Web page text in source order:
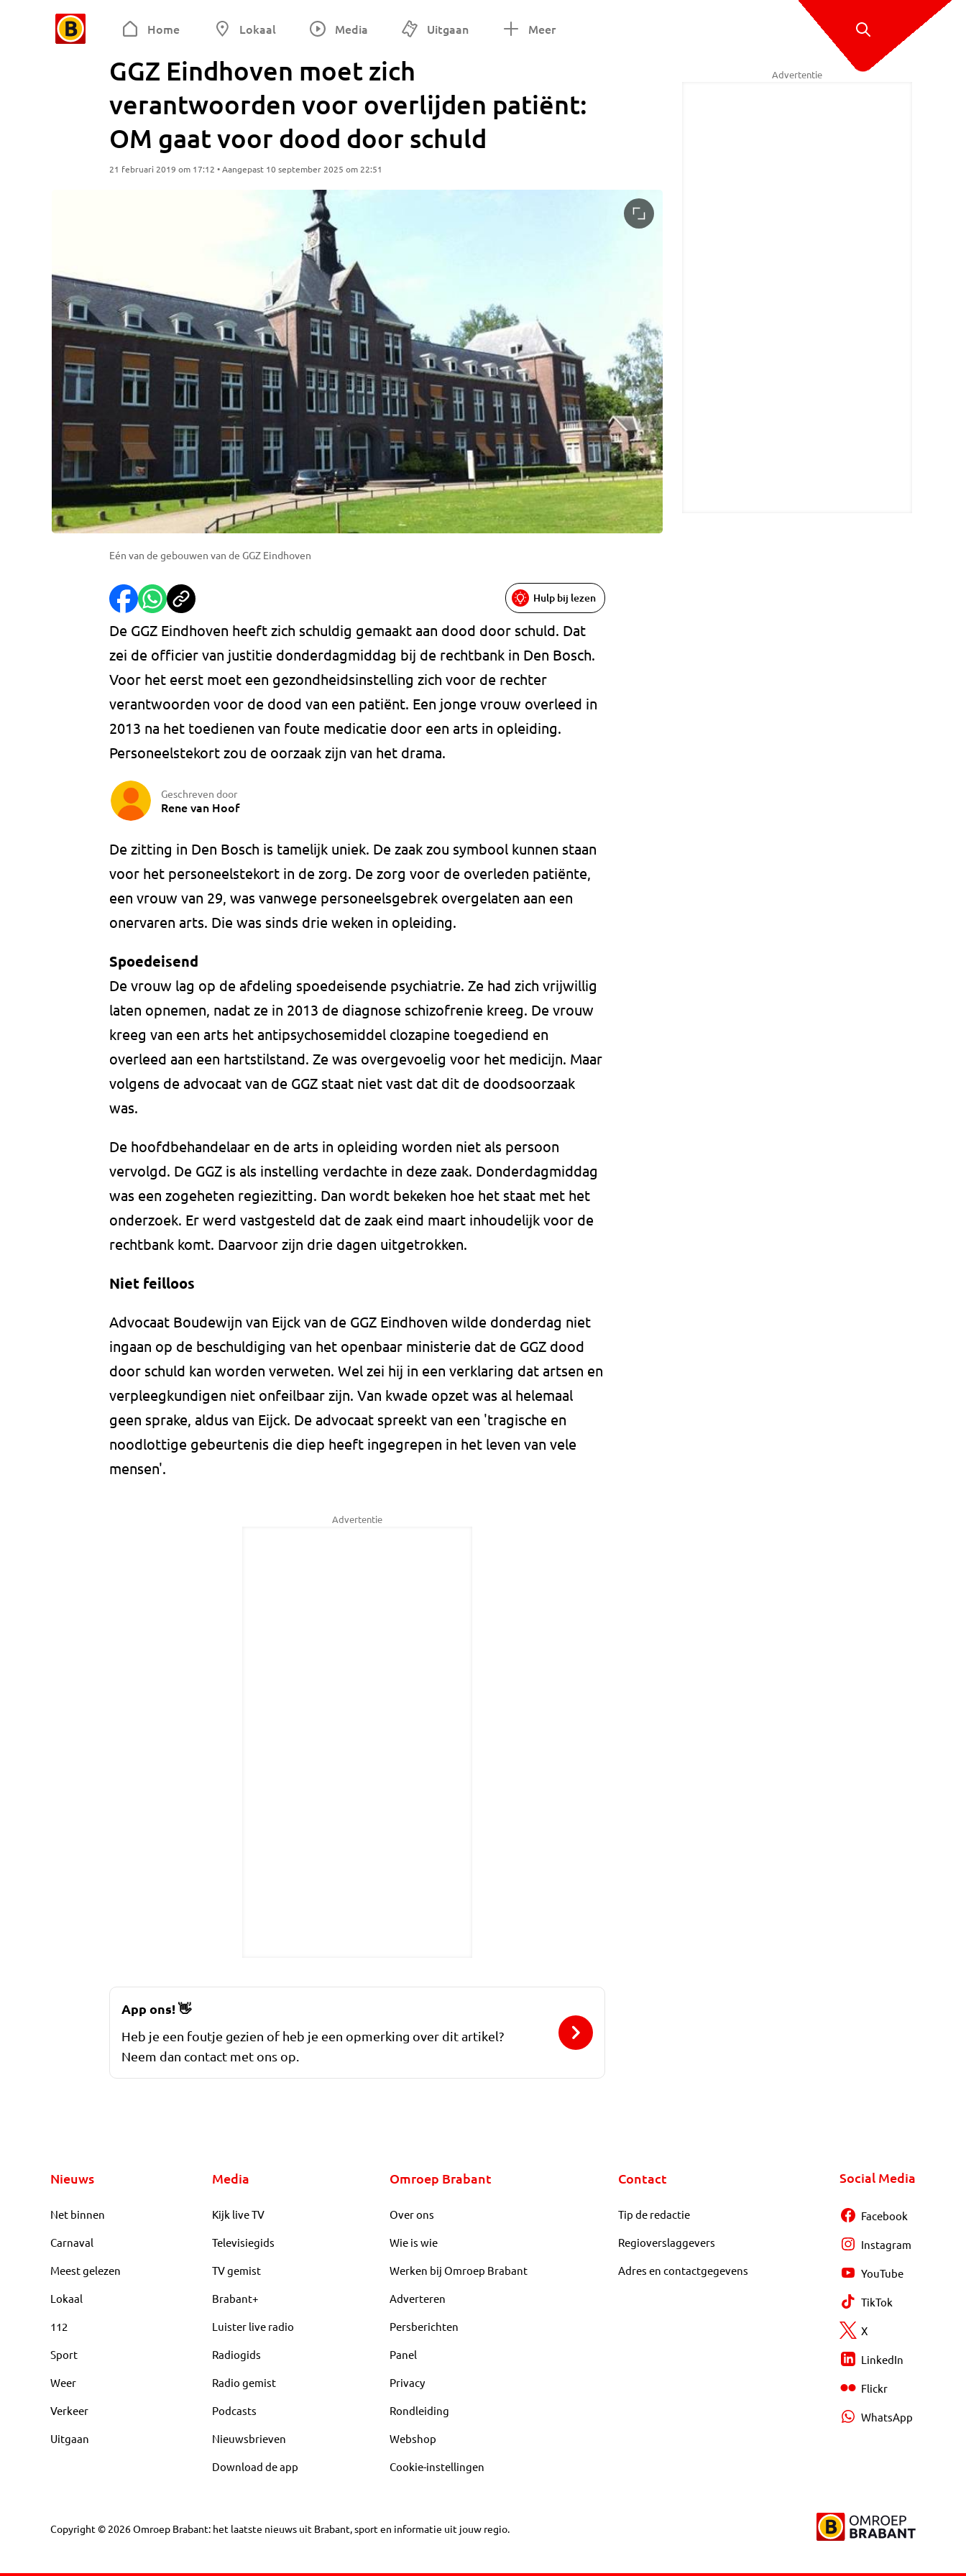
Home Lokaal Media Uitgaan Meer
GGZ Eindhoven moet zich
verantwoorden voor overlijden patiënt:
OM gaat voor dood door schuld
21 februari 2019 om 17:12 • Aangepast 10 september 2025 om 22:51
Eén van de gebouwen van de GGZ Eindhoven
Hulp bij lezen
De GGZ Eindhoven heeft zich schuldig gemaakt aan dood door schuld. Dat
zei de officier van justitie donderdagmiddag bij de rechtbank in Den Bosch.
Voor het eerst moet een gezondheidsinstelling zich voor de rechter
verantwoorden voor de dood van een patiënt. Een jonge vrouw overleed in
2013 na het toedienen van foute medicatie door een arts in opleiding.
Personeelstekort zou de oorzaak zijn van het drama.
Geschreven door
Rene van Hoof
De zitting in Den Bosch is tamelijk uniek. De zaak zou symbool kunnen staan
voor het personeelstekort in de zorg. De zorg voor de overleden patiënte,
een vrouw van 29, was vanwege personeelsgebrek overgelaten aan een
onervaren arts. Die was sinds drie weken in opleiding.
Spoedeisend
De vrouw lag op de afdeling spoedeisende psychiatrie. Ze had zich vrijwillig
laten opnemen, nadat ze in 2013 de diagnose schizofrenie kreeg. De vrouw
kreeg van een arts het antipsychosemiddel clozapine toegediend en
overleed aan een hartstilstand. Ze was overgevoelig voor het medicijn. Maar
volgens de advocaat van de GGZ staat niet vast dat dit de doodsoorzaak
was.
De hoofdbehandelaar en de arts in opleiding worden niet als persoon
vervolgd. De GGZ is als instelling verdachte in deze zaak. Donderdagmiddag
was een zogeheten regiezitting. Dan wordt bekeken hoe het staat met het
onderzoek. Er werd vastgesteld dat de zaak eind maart inhoudelijk voor de
rechtbank komt. Daarvoor zijn drie dagen uitgetrokken.
Niet feilloos
Advocaat Boudewijn van Eijck van de GGZ Eindhoven wilde donderdag niet
ingaan op de beschuldiging van het openbaar ministerie dat de GGZ dood
door schuld kan worden verweten. Wel zei hij in een verklaring dat artsen en
verpleegkundigen niet onfeilbaar zijn. Van kwade opzet was al helemaal
geen sprake, aldus van Eijck. De advocaat spreekt van een 'tragische en
noodlottige gebeurtenis die diep heeft ingegrepen in het leven van vele
mensen'.
Advertentie
Advertentie
App ons!👋
Heb je een foutje gezien of heb je een opmerking over dit artikel?
Neem dan contact met ons op.
Nieuws
Net binnen
Carnaval
Meest gelezen
Lokaal
112
Sport
Weer
Verkeer
Uitgaan
Media
Kijk live TV
Televisiegids
TV gemist
Brabant+
Luister live radio
Radiogids
Radio gemist
Podcasts
Nieuwsbrieven
Download de app
Omroep Brabant
Over ons
Wie is wie
Werken bij Omroep Brabant
Adverteren
Persberichten
Panel
Privacy
Rondleiding
Webshop
Cookie-instellingen
Contact
Tip de redactie
Regioverslaggevers
Adres en contactgegevens
Social Media
Facebook
Instagram
YouTube
TikTok
X
LinkedIn
Flickr
WhatsApp
Copyright © 2026Omroep Brabant: het laatste nieuws uit Brabant, sport en informatie uit jouw regio.